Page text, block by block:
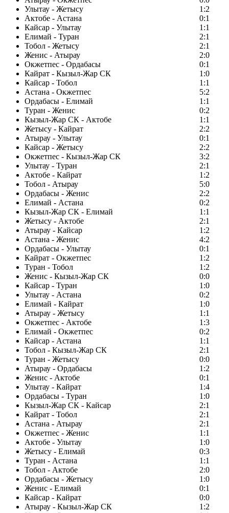
Улытау - Жетысу
1:2
Актобе - Астана
0:1
Кайсар - Улытау
1:1
Елимай - Туран
2:1
Тобол - Жетысу
2:1
Женис - Атырау
2:0
Окжетпес - Ордабасы
0:1
Кайрат - Кызыл-Жар СК
1:0
Кайсар - Тобол
1:1
Астана - Окжетпес
5:2
Ордабасы - Елимай
1:1
Туран - Женис
0:2
Кызыл-Жар СК - Актобе
1:1
Жетысу - Кайрат
2:2
Атырау - Улытау
0:1
Кайсар - Жетысу
2:2
Окжетпес - Кызыл-Жар СК
3:2
Улытау - Туран
2:1
Актобе - Кайрат
1:2
Тобол - Атырау
5:0
Ордабасы - Женис
2:2
Елимай - Астана
0:2
Кызыл-Жар СК - Елимай
1:1
Жетысу - Актобе
2:1
Атырау - Кайсар
1:2
Астана - Женис
4:2
Ордабасы - Улытау
0:1
Кайрат - Окжетпес
1:2
Туран - Тобол
1:2
Женис - Кызыл-Жар СК
0:0
Кайсар - Туран
1:0
Улытау - Астана
0:2
Елимай - Кайрат
1:0
Атырау - Жетысу
1:1
Окжетпес - Актобе
1:3
Елимай - Окжетпес
0:2
Кайсар - Астана
1:1
Тобол - Кызыл-Жар СК
2:1
Туран - Жетысу
0:0
Атырау - Ордабасы
1:2
Женис - Актобе
0:1
Улытау - Кайрат
1:4
Ордабасы - Туран
1:0
Кызыл-Жар СК - Кайсар
2:1
Кайрат - Тобол
2:1
Астана - Атырау
2:1
Окжетпес - Женис
1:1
Актобе - Улытау
1:0
Жетысу - Елимай
0:3
Туран - Астана
1:1
Тобол - Актобе
2:0
Ордабасы - Жетысу
1:0
Женис - Елимай
0:1
Кайсар - Кайрат
0:0
Атырау - Кызыл-Жар СК
1:2